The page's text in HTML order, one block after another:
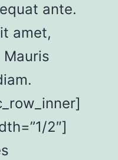
ante.
amet,
2″]